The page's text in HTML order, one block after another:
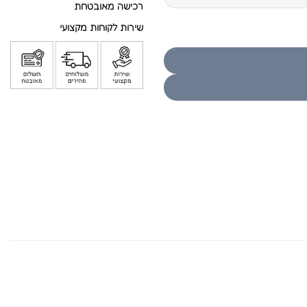
רכישה מאובטחת
שירות לקוחות מקצועי